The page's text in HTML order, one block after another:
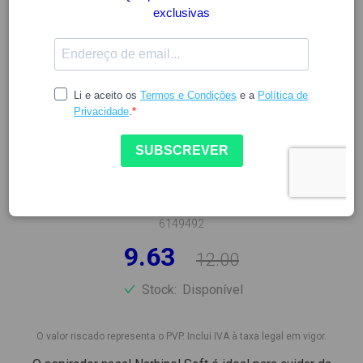
NARHINEL BABYCARE
ASPIRADOR NASAL SUAVE
6149492
9.63 12.00
Stock: Disponível
O valor riscado representa o PVP. Inclui IVA à taxa legal em vigor.